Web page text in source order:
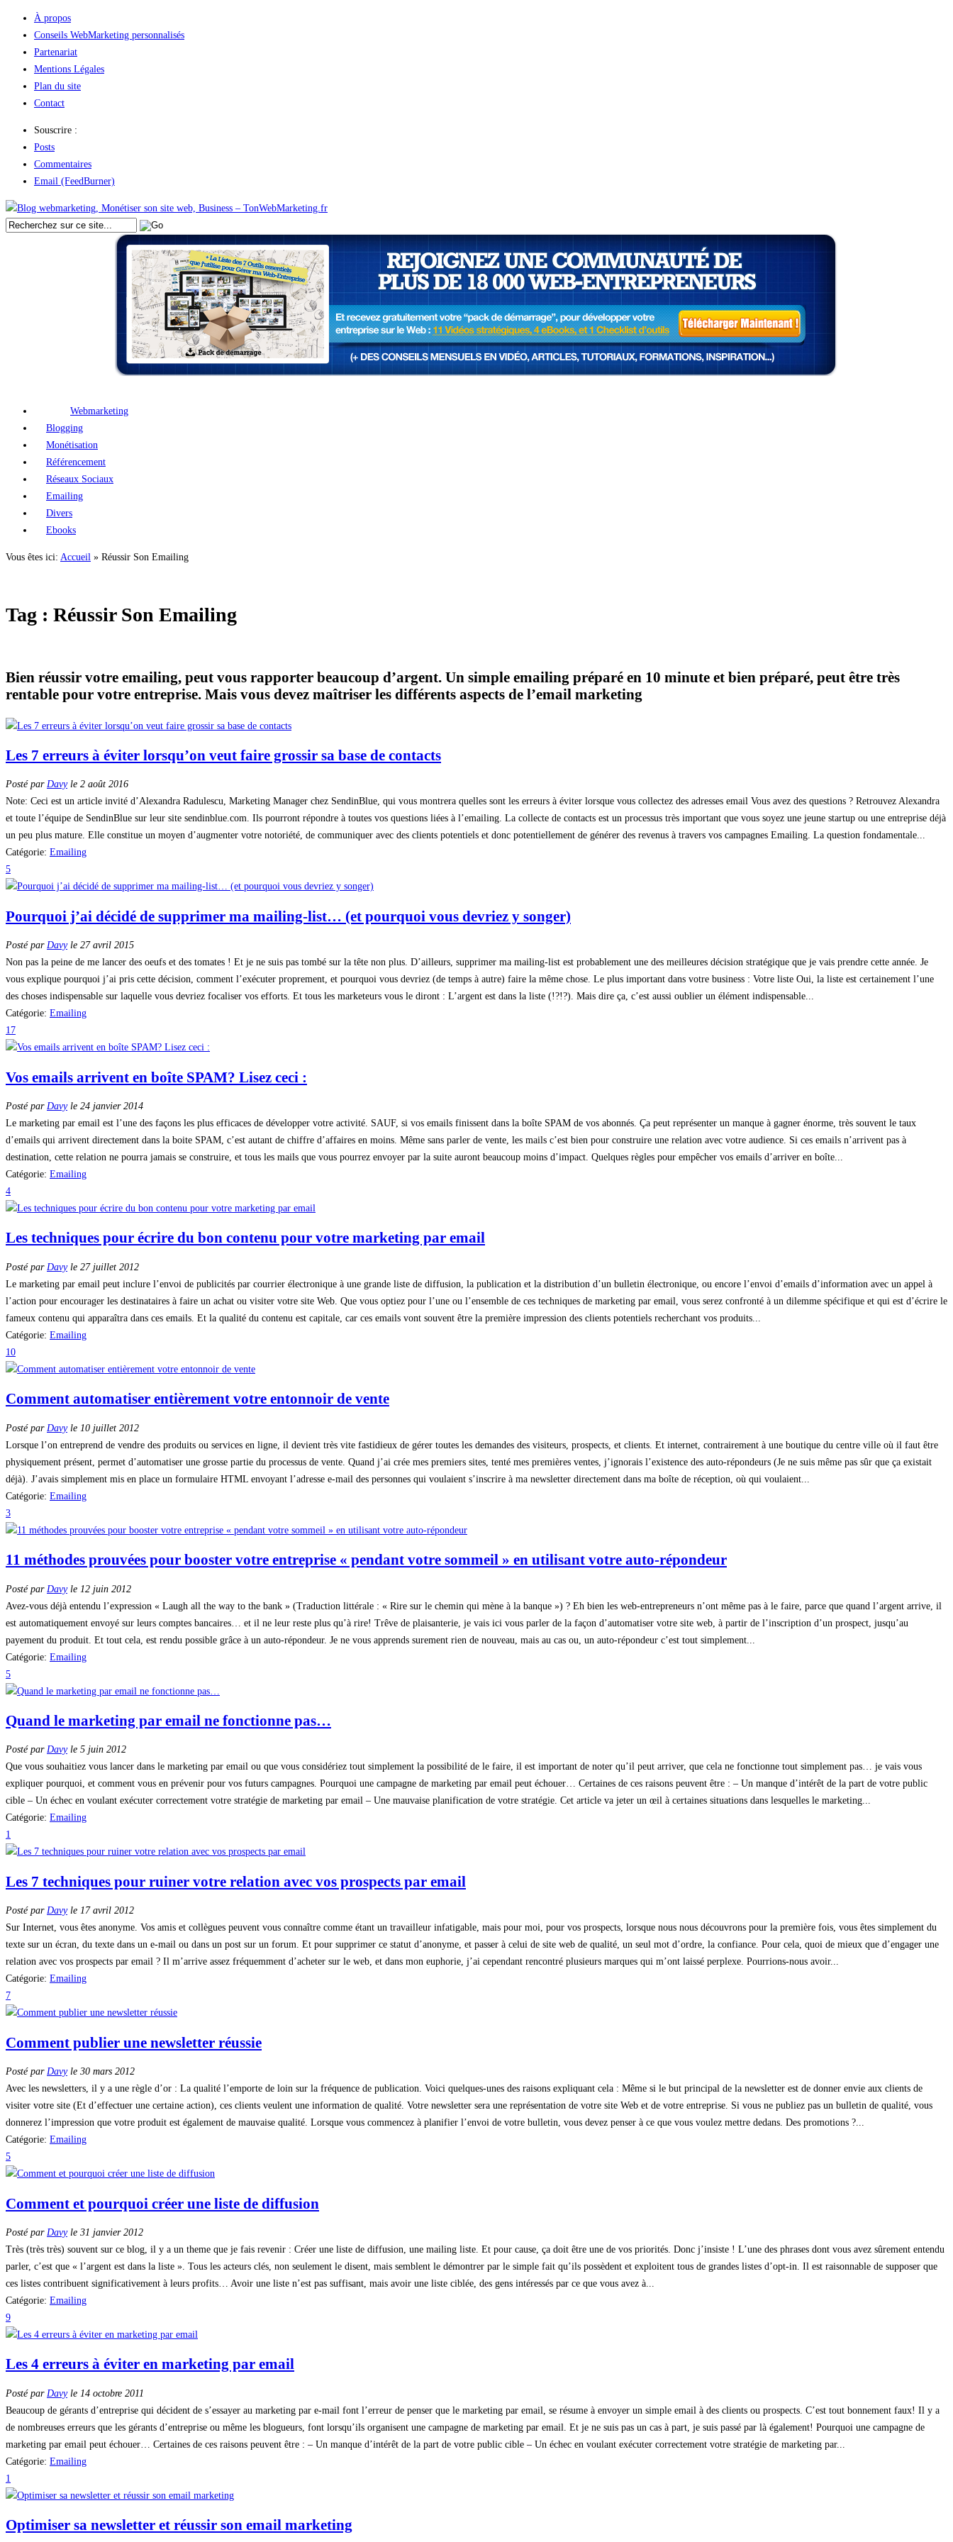
À propos
Conseils WebMarketing personnalisés
Partenariat
Mentions Légales
Plan du site
Contact
Souscrire :
Posts
Commentaires
Email (FeedBurner)
Webmarketing
Blogging
Monétisation
Référencement
Réseaux Sociaux
Emailing
Divers
Ebooks
Vous êtes ici: Accueil » Réussir Son Emailing
Tag : Réussir Son Emailing
Bien réussir votre emailing, peut vous rapporter beaucoup d’argent. Un simple emailing préparé en 10 minute et bien préparé, peut être très
rentable pour votre entreprise. Mais vous devez maîtriser les différents aspects de l’email marketing
Les 7 erreurs à éviter lorsqu’on veut faire grossir sa base de contacts
Posté par Davyle 2 août 2016
Note: Ceci est un article invité d’Alexandra Radulescu, Marketing Manager chez SendinBlue, qui vous montrera quelles sont les erreurs à éviter lorsque vous collectez des adresses email Vous avez des questions ? Retrouvez Alexandra
et toute l’équipe de SendinBlue sur leur site sendinblue.com. Ils pourront répondre à toutes vos questions liées à l’emailing. La collecte de contacts est un processus très important que vous soyez une jeune startup ou une entreprise déjà
un peu plus mature. Elle constitue un moyen d’augmenter votre notoriété, de communiquer avec des clients potentiels et donc potentiellement de générer des revenus à travers vos campagnes Emailing. La question fondamentale...
Catégorie: Emailing
5
Pourquoi j’ai décidé de supprimer ma mailing-list… (et pourquoi vous devriez y songer)
Posté par Davyle 27 avril 2015
Non pas la peine de me lancer des oeufs et des tomates ! Et je ne suis pas tombé sur la tête non plus. D’ailleurs, supprimer ma mailing-list est probablement une des meilleures décision stratégique que je vais prendre cette année. Je
vous explique pourquoi j’ai pris cette décision, comment l’exécuter proprement, et pourquoi vous devriez (de temps à autre) faire la même chose. Le plus important dans votre business : Votre liste Oui, la liste est certainement l’une
des choses indispensable sur laquelle vous devriez focaliser vos efforts. Et tous les marketeurs vous le diront : L’argent est dans la liste (!?!?). Mais dire ça, c’est aussi oublier un élément indispensable...
Catégorie: Emailing
17
Vos emails arrivent en boîte SPAM? Lisez ceci :
Posté par Davyle 24 janvier 2014
Le marketing par email est l’une des façons les plus efficaces de développer votre activité. SAUF, si vos emails finissent dans la boîte SPAM de vos abonnés. Ça peut représenter un manque à gagner énorme, très souvent le taux
d’emails qui arrivent directement dans la boite SPAM, c’est autant de chiffre d’affaires en moins. Même sans parler de vente, les mails c’est bien pour construire une relation avec votre audience. Si ces emails n’arrivent pas à
destination, cette relation ne pourra jamais se construire, et tous les mails que vous pourrez envoyer par la suite auront beaucoup moins d’impact. Quelques règles pour empêcher vos emails d’arriver en boîte...
Catégorie: Emailing
4
Les techniques pour écrire du bon contenu pour votre marketing par email
Posté par Davyle 27 juillet 2012
Le marketing par email peut inclure l’envoi de publicités par courrier électronique à une grande liste de diffusion, la publication et la distribution d’un bulletin électronique, ou encore l’envoi d’emails d’information avec un appel à
l’action pour encourager les destinataires à faire un achat ou visiter votre site Web. Que vous optiez pour l’une ou l’ensemble de ces techniques de marketing par email, vous serez confronté à un dilemme spécifique et qui est d’écrire le
fameux contenu qui apparaîtra dans ces emails. Et la qualité du contenu est capitale, car ces emails vont souvent être la première impression des clients potentiels recherchant vos produits...
Catégorie: Emailing
10
Comment automatiser entièrement votre entonnoir de vente
Posté par Davyle 10 juillet 2012
Lorsque l’on entreprend de vendre des produits ou services en ligne, il devient très vite fastidieux de gérer toutes les demandes des visiteurs, prospects, et clients. Et internet, contrairement à une boutique du centre ville où il faut être
physiquement présent, permet d’automatiser une grosse partie du processus de vente. Quand j’ai crée mes premiers sites, tenté mes premières ventes, j’ignorais l’existence des auto-répondeurs (Je ne suis même pas sûr que ça existait
déjà). J’avais simplement mis en place un formulaire HTML envoyant l’adresse e-mail des personnes qui voulaient s’inscrire à ma newsletter directement dans ma boîte de réception, où qui voulaient...
Catégorie: Emailing
3
11 méthodes prouvées pour booster votre entreprise « pendant votre sommeil » en utilisant votre auto-répondeur
Posté par Davyle 12 juin 2012
Avez-vous déjà entendu l’expression « Laugh all the way to the bank » (Traduction littérale : « Rire sur le chemin qui mène à la banque ») ? Eh bien les web-entrepreneurs n’ont même pas à le faire, parce que quand l’argent arrive, il
est automatiquement envoyé sur leurs comptes bancaires… et il ne leur reste plus qu’à rire! Trêve de plaisanterie, je vais ici vous parler de la façon d’automatiser votre site web, à partir de l’inscription d’un prospect, jusqu’au
payement du produit. Et tout cela, est rendu possible grâce à un auto-répondeur. Je ne vous apprends surement rien de nouveau, mais au cas ou, un auto-répondeur c’est tout simplement...
Catégorie: Emailing
5
Quand le marketing par email ne fonctionne pas…
Posté par Davyle 5 juin 2012
Que vous souhaitiez vous lancer dans le marketing par email ou que vous considériez tout simplement la possibilité de le faire, il est important de noter qu’il peut arriver, que cela ne fonctionne tout simplement pas… je vais vous
expliquer pourquoi, et comment vous en prévenir pour vos futurs campagnes. Pourquoi une campagne de marketing par email peut échouer… Certaines de ces raisons peuvent être : – Un manque d’intérêt de la part de votre public
cible – Un échec en voulant exécuter correctement votre stratégie de marketing par email – Une mauvaise planification de votre stratégie. Cet article va jeter un œil à certaines situations dans lesquelles le marketing...
Catégorie: Emailing
1
Les 7 techniques pour ruiner votre relation avec vos prospects par email
Posté par Davyle 17 avril 2012
Sur Internet, vous êtes anonyme. Vos amis et collègues peuvent vous connaître comme étant un travailleur infatigable, mais pour moi, pour vos prospects, lorsque nous nous découvrons pour la première fois, vous êtes simplement du
texte sur un écran, du texte dans un e-mail ou dans un post sur un forum. Et pour supprimer ce statut d’anonyme, et passer à celui de site web de qualité, un seul mot d’ordre, la confiance. Pour cela, quoi de mieux que d’engager une
relation avec vos prospects par email ? Il m’arrive assez fréquemment d’acheter sur le web, et dans mon euphorie, j’ai cependant rencontré plusieurs marques qui m’ont laissé perplexe. Pourrions-nous avoir...
Catégorie: Emailing
7
Comment publier une newsletter réussie
Posté par Davyle 30 mars 2012
Avec les newsletters, il y a une règle d’or : La qualité l’emporte de loin sur la fréquence de publication. Voici quelques-unes des raisons expliquant cela : Même si le but principal de la newsletter est de donner envie aux clients de
visiter votre site (Et d’effectuer une certaine action), ces clients veulent une information de qualité. Votre newsletter sera une représentation de votre site Web et de votre entreprise. Si vous ne publiez pas un bulletin de qualité, vous
donnerez l’impression que votre produit est également de mauvaise qualité. Lorsque vous commencez à planifier l’envoi de votre bulletin, vous devez penser à ce que vous voulez mettre dedans. Des promotions ?...
Catégorie: Emailing
5
Comment et pourquoi créer une liste de diffusion
Posté par Davyle 31 janvier 2012
Très (très très) souvent sur ce blog, il y a un theme que je fais revenir : Créer une liste de diffusion, une mailing liste. Et pour cause, ça doit être une de vos priorités. Donc j’insiste ! L’une des phrases dont vous avez sûrement entendu
parler, c’est que « l’argent est dans la liste ». Tous les acteurs clés, non seulement le disent, mais semblent le démontrer par le simple fait qu’ils possèdent et exploitent tous de grandes listes d’opt-in. Il est raisonnable de supposer que
ces listes contribuent significativement à leurs profits… Avoir une liste n’est pas suffisant, mais avoir une liste ciblée, des gens intéressés par ce que vous avez à...
Catégorie: Emailing
9
Les 4 erreurs à éviter en marketing par email
Posté par Davyle 14 octobre 2011
Beaucoup de gérants d’entreprise qui décident de s’essayer au marketing par e-mail font l’erreur de penser que le marketing par email, se résume à envoyer un simple email à des clients ou prospects. C’est tout bonnement faux! Il y a
de nombreuses erreurs que les gérants d’entreprise ou même les blogueurs, font lorsqu’ils organisent une campagne de marketing par email. Et je ne suis pas un cas à part, je suis passé par là également! Pourquoi une campagne de
marketing par email peut échouer… Certaines de ces raisons peuvent être : – Un manque d’intérêt de la part de votre public cible – Un échec en voulant exécuter correctement votre stratégie de marketing par...
Catégorie: Emailing
1
Optimiser sa newsletter et réussir son email marketing